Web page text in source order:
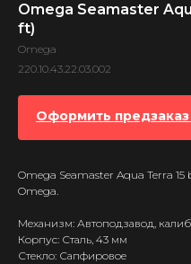
Omega Seamaster
ft)
Omega
220.10.43.22.03.002
Оформить
Omega Seamaster Aqua Terra
Omega.
Механизм: Автоподзавод,
Корпус: Сталь, 43 мм
Стекло: Сапфировое